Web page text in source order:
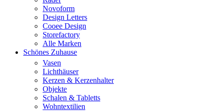
Novoform
Design Letters
Cooee Design
Storefactory
Alle Marken
Schönes Zuhause
Vasen
Lichthäuser
Kerzen & Kerzenhalter
Objekte
Schalen & Tabletts
Wohntextilien